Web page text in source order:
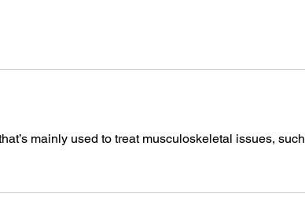
mainly used to treat musculoskeletal issues, such